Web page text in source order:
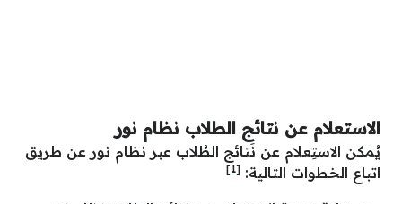
الاستعلام عن نتائج الطلاب نظام نور
يُمكن الاستِعلام عن نَتائج الطُلاب عبر نظام نور عن طريق
اتباع الخطوات التالية: [1]